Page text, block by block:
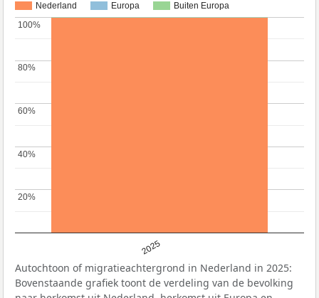
Nederland Europa Buiten Europa
2025
20%
20%
40%
40%
60%
60%
80%
80%
100%
100%
Autochtoon of migratieachtergrond in Nederland in 2025:
Bovenstaande grafiek toont de verdeling van de bevolking